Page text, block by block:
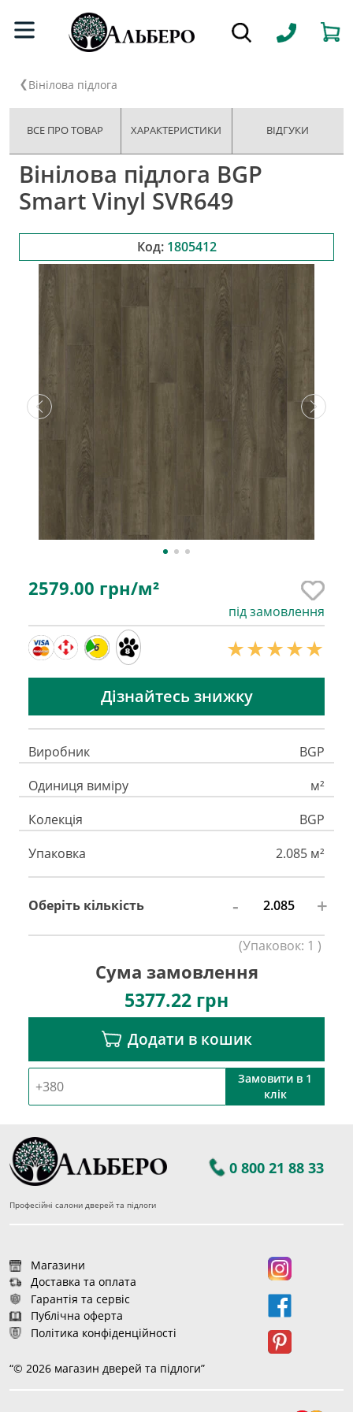
Вінілова підлога
ВСЕ ПРО ТОВАР ХАРАКТЕРИСТИКИ ВІДГУКИ
Вінілова підлога BGP
Smart Vinyl SVR649
Код: 1805412
2579.00 грн/м²
під замовлення
6
Дізнайтесь знижку
Виробник
BGP
Одиниця виміру
м²
Колекція
BGP
Упаковка
2.085 м²
Оберіть кількість - +
(Упаковок: 1 )
Сума замовлення
5377.22 грн
Додати в кошик
Замовити в 1
клік
0 800 21 88 33
Професійні салони дверей та підлоги
Магазини
Доставка та оплата
Гарантія та сервіс
Публічна оферта
Політика конфіденційності
“© 2026 магазин дверей та підлоги”